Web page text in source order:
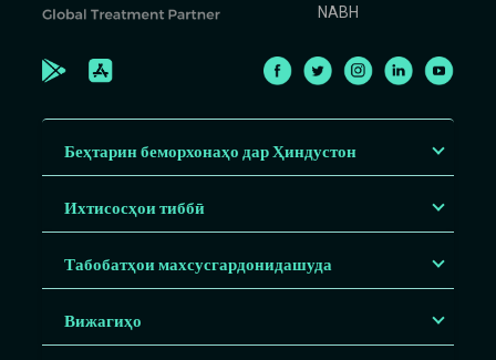
NABH
Беҳтарин беморхонаҳо дар Ҳиндустон
Ихтисосҳои тиббӣ
Табобатҳои махсусгардонидашуда
Вижагиҳо